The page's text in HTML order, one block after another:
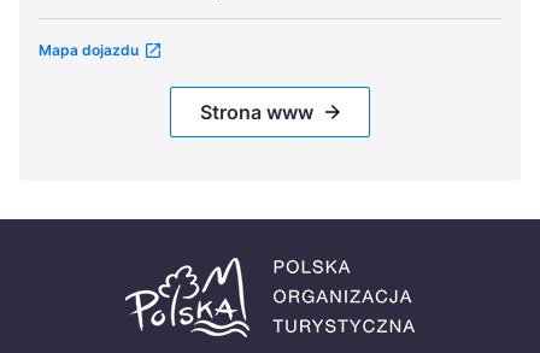
Mapa dojazdu
Strona www